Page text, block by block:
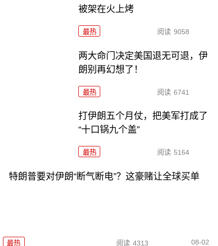
被架在火上烤
最热 阅读 9058
两大命门决定美国退无可退，伊
朗别再幻想了！
最热 阅读 6741
打伊朗五个月仗，把美军打成了
“十口锅九个盖”
最热 阅读 5164
特朗普要对伊朗“断气断电”？这豪赌让全球买单
最热 阅读 4313 08-02